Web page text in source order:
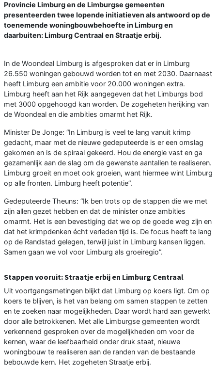
Provincie Limburg en de Limburgse gemeenten
presenteerden twee lopende initiatieven als antwoord op de
toenemende woningbouwbehoefte in Limburg en
daarbuiten: Limburg Centraal en Straatje erbij.
In de Woondeal Limburg is afgesproken dat er in Limburg
26.550 woningen gebouwd worden tot en met 2030. Daarnaast
heeft Limburg een ambitie voor 20.000 woningen extra.
Limburg heeft aan het Rijk aangegeven dat het Limburgs bod
met 3000 opgehoogd kan worden. De zogeheten herijking van
de Woondeal en die ambities omarmt het Rijk.
Minister De Jonge: “In Limburg is veel te lang vanuit krimp
gedacht, maar met de nieuwe gedeputeerde is er een omslag
gekomen en is de spiraal gekeerd. Hou de energie vast en ga
gezamenlijk aan de slag om de gewenste aantallen te realiseren.
Limburg groeit en moet ook groeien, want hiermee wint Limburg
op alle fronten. Limburg heeft potentie”.
Gedeputeerde Theuns: “Ik ben trots op de stappen die we met
zijn allen gezet hebben en dat de minister onze ambities
omarmt. Het is een bevestiging dat we op de goede weg zijn en
dat het krimpdenken écht verleden tijd is. De focus heeft te lang
op de Randstad gelegen, terwijl juist in Limburg kansen liggen.
Samen gaan we vol voor Limburg als groeiregio”.
Stappen vooruit: Straatje erbij en Limburg Centraal
Uit voortgangsmetingen blijkt dat Limburg op koers ligt. Om op
koers te blijven, is het van belang om samen stappen te zetten
en te zoeken naar mogelijkheden. Daar wordt hard aan gewerkt
door alle betrokkenen. Met alle Limburgse gemeenten wordt
verkennend gesproken over de mogelijkheden om voor de
kernen, waar de leefbaarheid onder druk staat, nieuwe
woningbouw te realiseren aan de randen van de bestaande
bebouwde kern. Het zogeheten Straatje erbij.